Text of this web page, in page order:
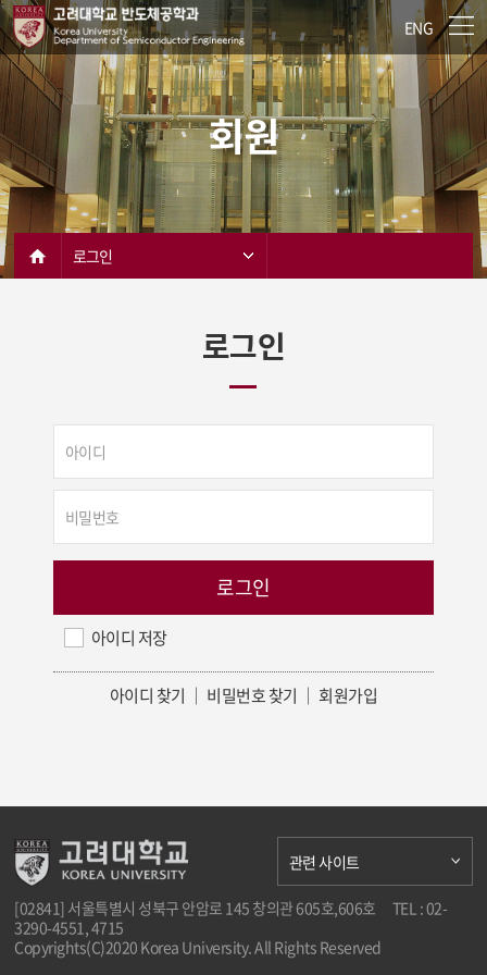
ENG
회원
로그인
로그인
아이디 저장
아이디 찾기 ｜ 비밀번호 찾기 ｜ 회원가입
[02841] 서울특별시 성북구 안암로 145 창의관 605호,606호
TEL : 02-
3290-4551, 4715
Copyrights(C)2020 Korea University. All Rights Reserved
관련 사이트